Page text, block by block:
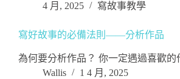
4 月, 2025 寫故事教學
寫好故事的必備法則——分析作品
為何要分析作品？ 你一定遇過喜歡
Wallis
1 4 月, 2025